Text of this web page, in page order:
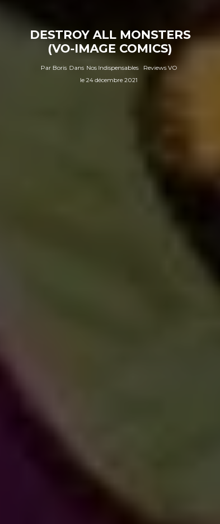
DESTROY ALL MONSTERS
(VO-IMAGE COMICS)
Par Boris Dans Nos Indispensables
Reviews VO
le 24 décembre 2021